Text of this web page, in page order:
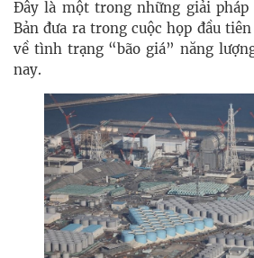
Đây là một trong những giải pháp
Bản đưa ra trong cuộc họp đầu
về tình trạng “bão giá” năng
nay.